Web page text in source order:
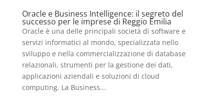
Oracle e Business Intelligence: il segreto del
successo per le imprese di Reggio Emilia
Oracle è una delle principali società di software e
servizi informatici al mondo, specializzata nello
sviluppo e nella commercializzazione di database
relazionali, strumenti per la gestione dei dati,
applicazioni aziendali e soluzioni di cloud
computing. La Business...